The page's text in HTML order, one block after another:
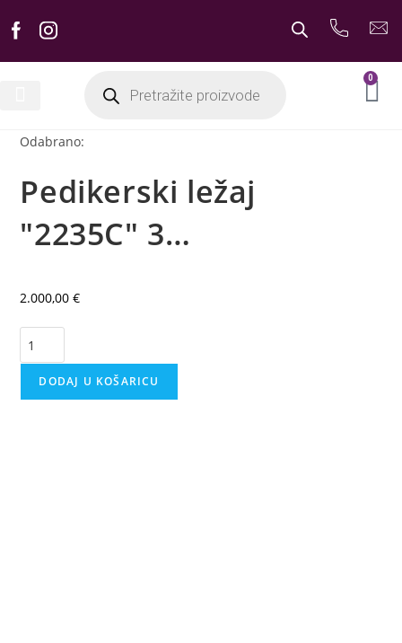
0
Odabrano:
Pedikerski ležaj
"2235C" 3…
2.000,00€
DODAJ U KOŠARICU